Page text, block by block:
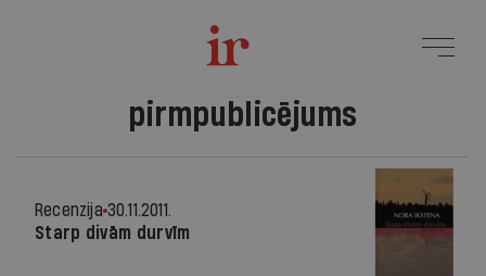
pirmpublicējums
Recenzija 30.11.2011.
Starp divām durvīm